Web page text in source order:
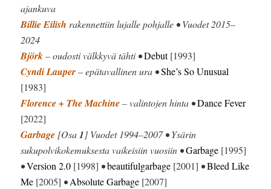
ajankuva
Billie Eilish rakennettiin lujalle pohjalle • Vuodet 2015–
2024
Björk– oudosti välkkyvä tähti •Debut[1993]
Cyndi Lauper– epätavallinen ura •She’s So Unusual
[1983]
Florence + The Machine– valintojen hinta •Dance Fever
[2022]
Garbage [Osa1] Vuodet 1994–2007 • Ysärin
sukupolvikokemuksesta vaikeisiin vuosiin •Garbage [1995]
•Version 2.0 [1998] •beautifulgarbage [2001] •Bleed Like
Me [2005] •Absolute Garbage [2007]